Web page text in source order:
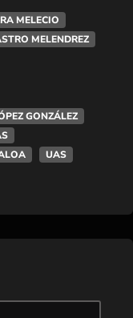
MELECIO
MELENDREZ
GONZÁLEZ
UAS